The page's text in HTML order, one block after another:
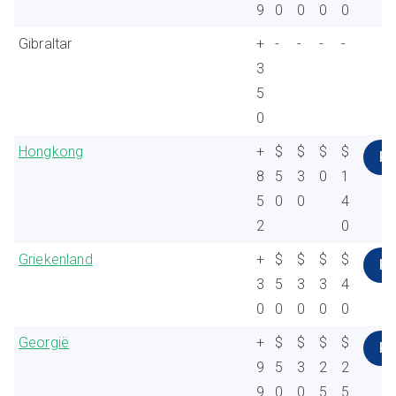
9
0
0
0
0
Gibraltar
+
3
5
0
- - - -
Hongkong
+
8
5
2
$
5
0
$
3
0
$
0
$
1
4
0
Griekenland
+
3
0
$
5
0
$
3
0
$
3
0
$
4
0
Georgië
+
9
9
$
5
0
$
3
0
$
2
5
$
2
5